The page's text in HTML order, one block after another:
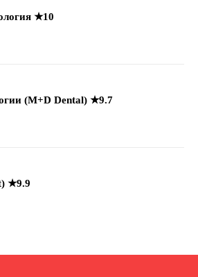
★10
(M+D Dental) ★9.7
★9.9